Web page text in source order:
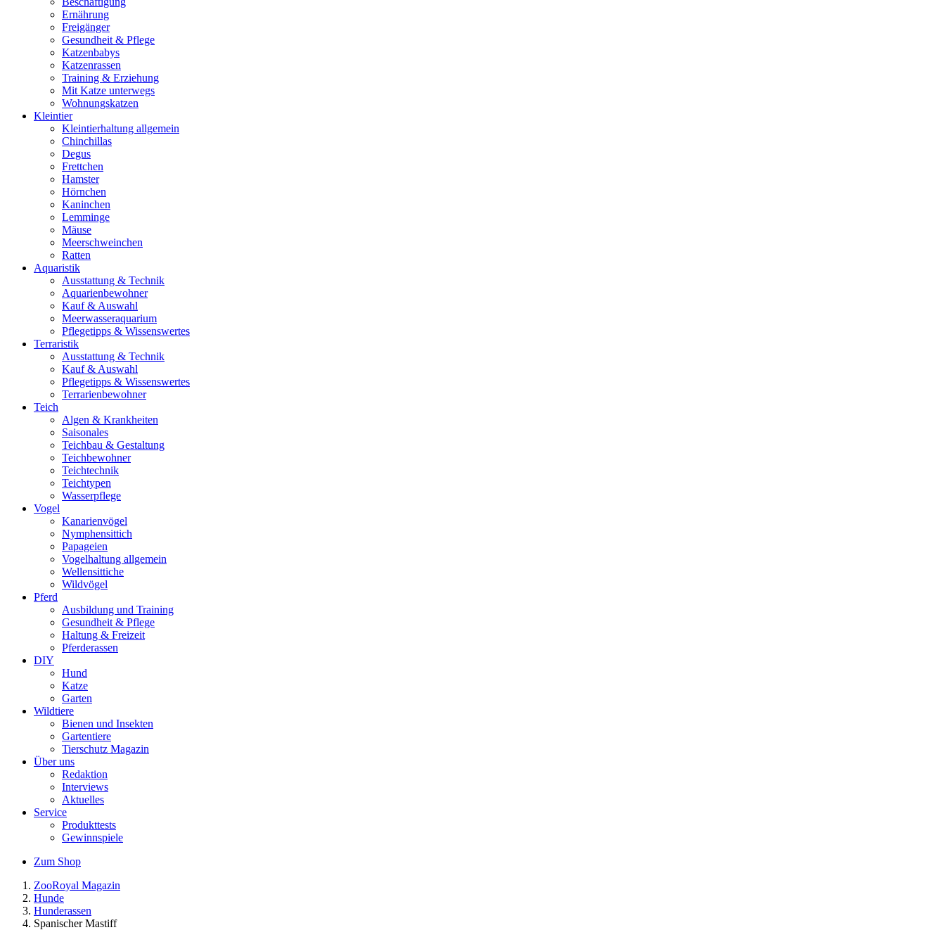
Ernährung
Freigänger
Gesundheit & Pflege
Katzenbabys
Katzenrassen
Training & Erziehung
Mit Katze unterwegs
Wohnungskatzen
Kleintier
Kleintierhaltung allgemein
Chinchillas
Degus
Frettchen
Hamster
Hörnchen
Kaninchen
Lemminge
Mäuse
Meerschweinchen
Ratten
Aquaristik
Ausstattung & Technik
Aquarienbewohner
Kauf & Auswahl
Meerwasseraquarium
Pflegetipps & Wissenswertes
Terraristik
Ausstattung & Technik
Kauf & Auswahl
Pflegetipps & Wissenswertes
Terrarienbewohner
Teich
Algen & Krankheiten
Saisonales
Teichbau & Gestaltung
Teichbewohner
Teichtechnik
Teichtypen
Wasserpflege
Vogel
Kanarienvögel
Nymphensittich
Papageien
Vogelhaltung allgemein
Wellensittiche
Wildvögel
Pferd
Ausbildung und Training
Gesundheit & Pflege
Haltung & Freizeit
Pferderassen
DIY
Hund
Katze
Garten
Wildtiere
Bienen und Insekten
Gartentiere
Tierschutz Magazin
Über uns
Redaktion
Interviews
Aktuelles
Service
Produkttests
Gewinnspiele
Zum Shop
ZooRoyal Magazin
Hunde
Hunderassen
Spanischer Mastiff